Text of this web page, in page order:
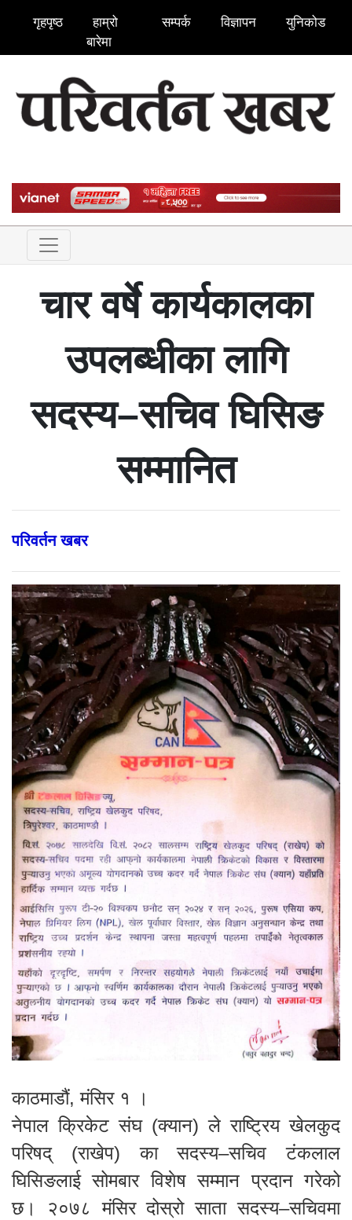
गृहपृष्ठ
हाम्रो
बारेमा
सम्पर्क विज्ञापन युनिकोड
चार वर्षे कार्यकालका
उपलब्धीका लागि
सदस्य–सचिव घिसिङ
सम्मानित
परिवर्तन खबर
काठमाडौं, मंसिर १ ।
नेपाल क्रिकेट संघ (क्यान) ले राष्ट्रिय खेलकुद
परिषद् (राखेप) का सदस्य–सचिव टंकलाल
घिसिङलाई सोमबार विशेष सम्मान प्रदान गरेको
छ। २०७८ मंसिर दोस्रो साता सदस्य–सचिवमा